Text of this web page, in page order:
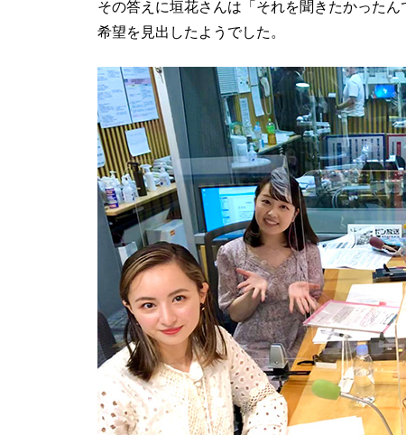
その答えに垣花さんは「それを聞きたかった
希望を見出したようでした。